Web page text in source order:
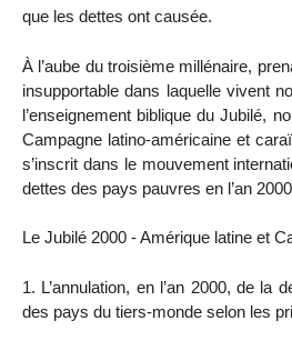
que les dettes ont causée.
À l’aube du troisième millénaire,
insupportable dans laquelle vivent
l’enseignement biblique du Jubilé,
Campagne latino-américaine et
s’inscrit dans le mouvement
dettes des pays pauvres en l’an
Le Jubilé 2000 - Amérique latine et
1. L’annulation, en l’an 2000, de la
des pays du tiers-monde selon les